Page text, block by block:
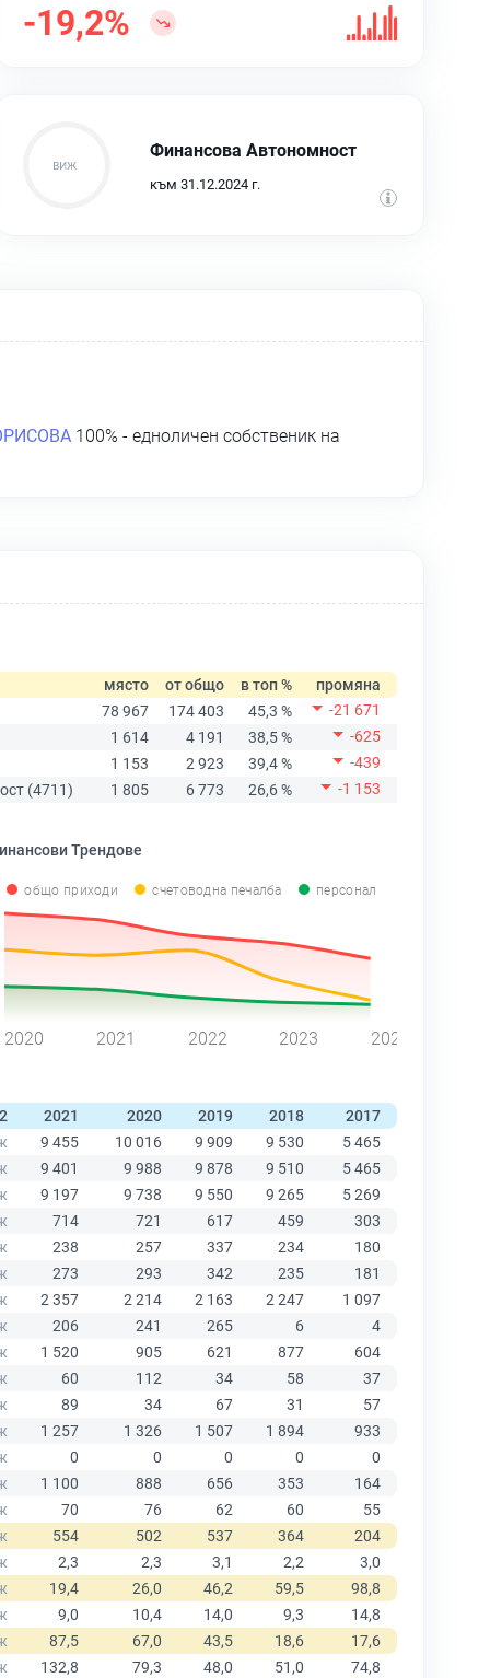
-19,2%
Финансова Автономност
към 31.12.2024 г.
100% - едноличен собственик на
място от общо в топ %
промяна
78 967
174 403 45,3 %
-21 671
1 614
4 191 38,5 %
-625
1 153
2 923 39,4 %
-439
(4711)
1 805 6 773 26,6 % -1 153
Трендове
общо приходи счетоводна печалба персонал
2020 2021 2022 2023 2024
2021 2020 2019 2018 2017